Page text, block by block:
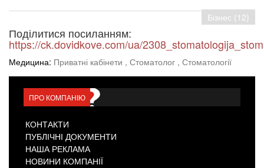
Бізнес (12)
Поділитися посиланням:
https://ck.dovidkove.com/ua/
Медицина: Приватні кабінети , Стоматолог , Стоматології
ПРО КОМПАНІЮ
КОНТАКТИ
ПУБЛІЧНІ ДОКУМЕНТИ
НАША РЕКЛАМА
НОВИНИ КОМПАНІЇ